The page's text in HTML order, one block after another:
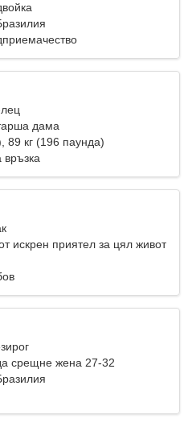
дама
89 кг (196 паунда)
връзка
искрен приятел за цял живот
срещне жена 27-32